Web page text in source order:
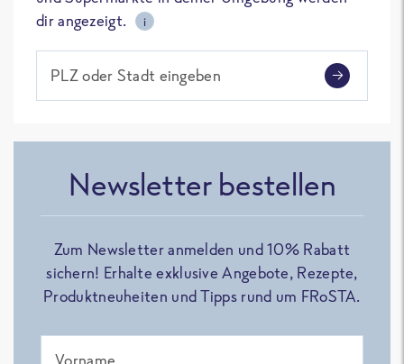
dir angezeigt.
i
PLZ oder Stadt eingeben
Newsletter bestellen
Zum Newsletter anmelden und 10% Rabatt
sichern! Erhalte exklusive Angebote, Rezepte,
Produktneuheiten und Tipps rund um FRoSTA.
Vorname